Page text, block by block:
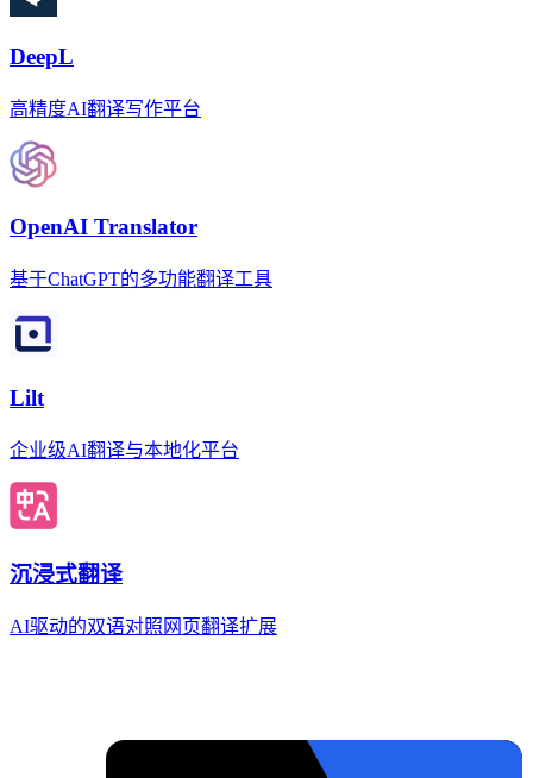
DeepL
高精度AI翻译写作平台
OpenAI Translator
基于ChatGPT的多功能翻译工具
Lilt
企业级AI翻译与本地化平台
沉浸式翻译
AI驱动的双语对照网页翻译扩展